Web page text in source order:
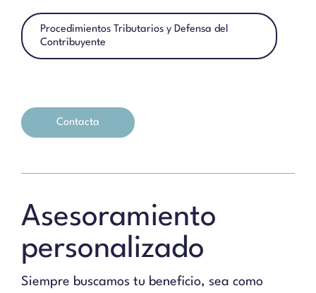
Procedimientos Tributarios y Defensa del
Contribuyente
Contacta
Asesoramiento
personalizado
Siempre buscamos tu beneficio, sea como